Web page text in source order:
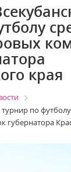
края
по
губернатора